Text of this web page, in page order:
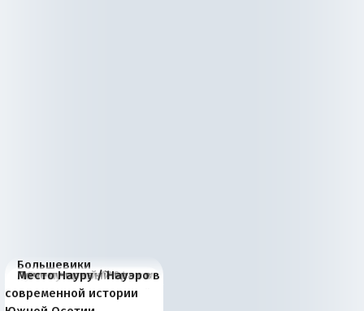
Большевики
отличаются от «Яблока»
тем, что они -
Киевская марионетка
Запада рассказала о
В России назрели
перемены: 15 шагов к
Миграционный пожар
Европы
Россия начинает
сбрасывать балласт
Россия зимой 1904
года: первые уступки во
Русская нация вчера и
сегодня
Почему правый крах в
Варшаве не поможет её
Место Науру / Науэро в
современной истории